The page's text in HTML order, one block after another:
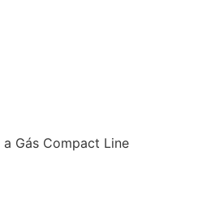
Gás Compact Line